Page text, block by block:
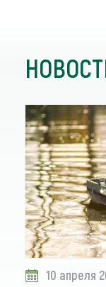
10 апреля